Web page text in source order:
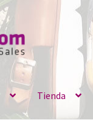
Tienda